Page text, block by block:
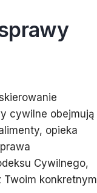
cywilne obejmują
opieka
Cywilnego,
Twoim konkretnym